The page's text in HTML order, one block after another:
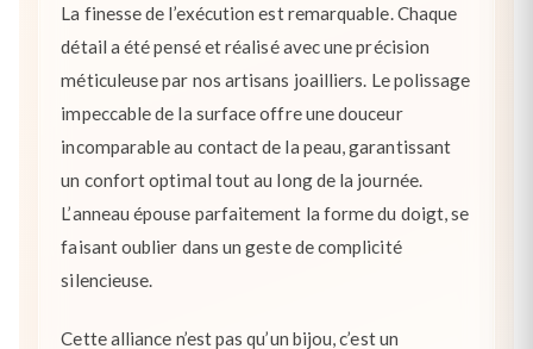
La finesse de l’exécution est remarquable. Chaque
détail a été pensé et réalisé avec une précision
méticuleuse par nos artisans joailliers. Le polissage
impeccable de la surface offre une douceur
incomparable au contact de la peau, garantissant
un confort optimal tout au long de la journée.
L’anneau épouse parfaitement la forme du doigt, se
faisant oublier dans un geste de complicité
silencieuse.
Cette alliance n’est pas qu’un bijou, c’est un